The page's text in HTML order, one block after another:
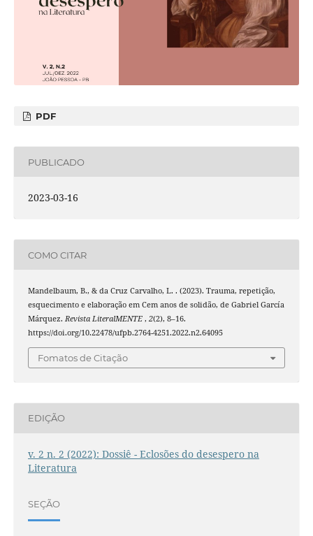
PDF
PUBLICADO
2023-03-16
COMO CITAR
Mandelbaum, B., & da Cruz Carvalho, L. . (2023). Trauma, repetição,
esquecimento e elaboração em Cem anos de solidão, de Gabriel García
Márquez. Revista LiteralMENTE , 2(2), 8–16.
https://doi.org/10.22478/ufpb.2764-4251.2022.n2.64095
Fomatos de Citação
EDIÇÃO
v. 2 n. 2 (2022): Dossiê - Eclosões do desespero na
Literatura
SEÇÃO